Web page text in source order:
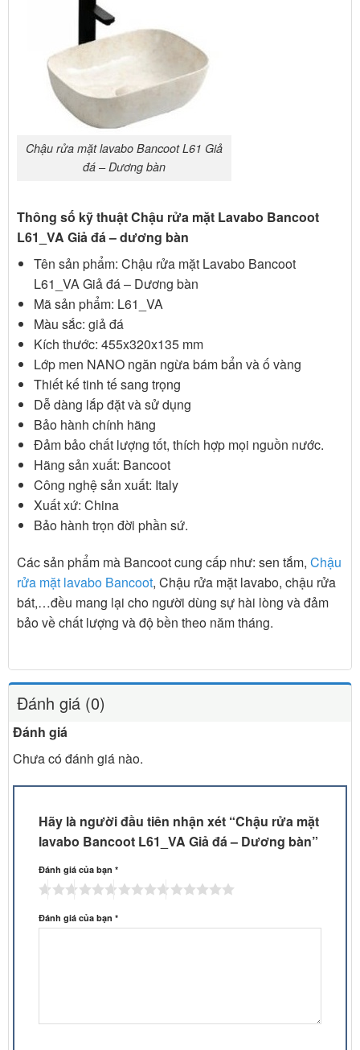
Chậu rửa mặt lavabo Bancoot L61 Giả
đá – Dương bàn
Thông số kỹ thuật Chậu rửa mặt Lavabo Bancoot
L61_VA Giả đá – dương bàn
Tên sản phẩm: Chậu rửa mặt Lavabo Bancoot
L61_VA Giả đá – Dương bàn
Mã sản phẩm: L61_VA
Màu sắc: giả đá
Kích thước: 455x320x135 mm
Lớp men NANO ngăn ngừa bám bẩn và ố vàng
Thiết kế tinh tế sang trọng
Dễ dàng lắp đặt và sử dụng
Bảo hành chính hãng
Đảm bảo chất lượng tốt, thích hợp mọi nguồn nước.
Hãng sản xuất: Bancoot
Công nghệ sản xuất: Italy
Xuất xứ: China
Bảo hành trọn đời phần sứ.
Các sản phẩm mà Bancoot cung cấp như: sen tắm, Chậu
rửa mặt lavabo Bancoot, Chậu rửa mặt lavabo, chậu rửa
bát,…đều mang lại cho người dùng sự hài lòng và đảm
bảo về chất lượng và độ bền theo năm tháng.
Đánh giá (0)
Đánh giá
Chưa có đánh giá nào.
Hãy là người đầu tiên nhận xét “Chậu rửa mặt
lavabo Bancoot L61_VA Giả đá – Dương bàn”
Đánh giá của bạn *
Đánh giá của bạn *